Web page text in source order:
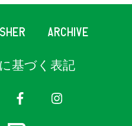
ARCHIVE
基づく表記